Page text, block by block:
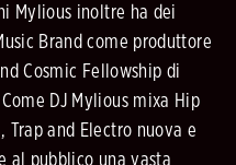
Mylious inoltre ha dei
Brand come produttore
Cosmic Fellowship di
DJ Mylious mixa Hip
Trap and Electro nuova e
al pubblico una vasta